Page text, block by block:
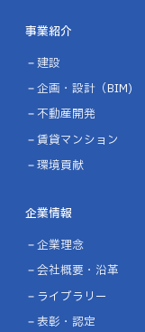
事業紹介
建設
企画・設計（BIM)
不動産開発
賃貸マンション
環境貢献
企業情報
企業理念
会社概要・沿革
ライブラリー
表彰・認定